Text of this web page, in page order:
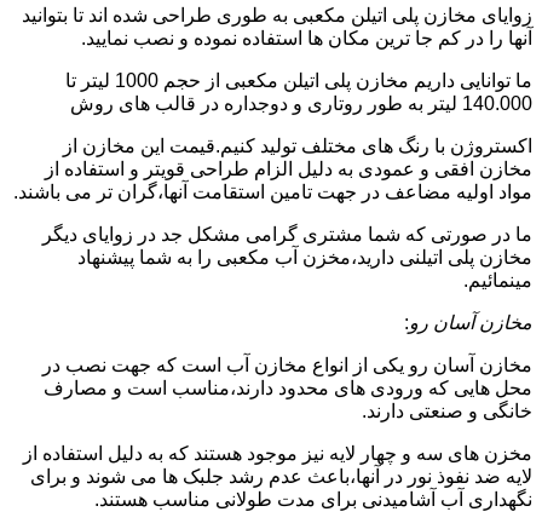
زوایای مخازن پلی اتیلن مکعبی به طوری طراحی شده اند تا بتوانید
آنها را در کم جا ترین مکان ها استفاده نموده و نصب نمایید.
ما توانایی داریم مخازن پلی اتیلن مکعبی از حجم 1000 لیتر تا
140.000 لیتر به طور روتاری و دوجداره در قالب های روش
اکستروژن با رنگ های مختلف تولید کنیم.قیمت این مخازن از
مخازن افقی و عمودی به دلیل الزام طراحی قویتر و استفاده از
مواد اولیه مضاعف در جهت تامین استقامت آنها،گران تر می باشند.
ما در صورتی که شما مشتری گرامی مشکل جد در زوایای دیگر
مخازن پلی اتیلنی دارید،مخزن آب مکعبی را به شما پیشنهاد
مینمائیم.
مخازن آسان رو:
مخازن آسان رو یکی از انواع مخازن آب است که جهت نصب در
محل هایی که ورودی های محدود دارند،مناسب است و مصارف
خانگی و صنعتی دارند.
مخزن های سه و چهار لایه نیز موجود هستند که به دلیل استفاده از
لایه ضد نفوذ نور در آنها،باعث عدم رشد جلبک ها می شوند و برای
نگهداری آب آشامیدنی برای مدت طولانی مناسب هستند.